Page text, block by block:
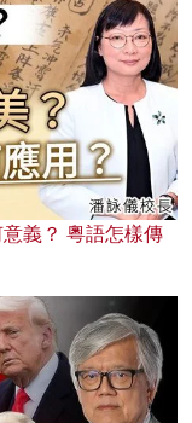
義？ 粵語怎樣傳